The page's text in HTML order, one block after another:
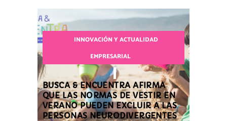
INNOVACIÓN Y ACTUALIDAD
EMPRESARIAL
BUSCA & ENCUENTRA AFIRMA
QUE LAS NORMAS DE VESTIR EN
VERANO PUEDEN EXCLUIR A LAS
PERSONAS NEURODIVERGENTES